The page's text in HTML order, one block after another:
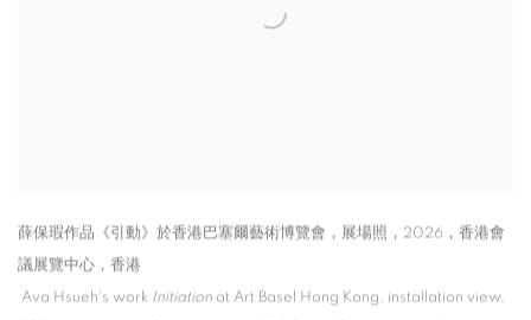
薛保瑕作品《引動》於香港巴塞爾藝術博覽會，展場照，2026，香港會
議展覽中心，香港
Ava Hsueh's work Initiation at Art Basel Hong Kong installation view